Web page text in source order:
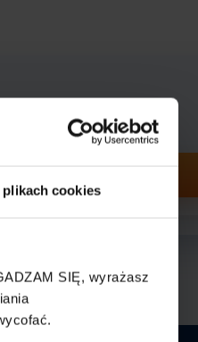
plikach cookies
SIĘ, wyrażasz